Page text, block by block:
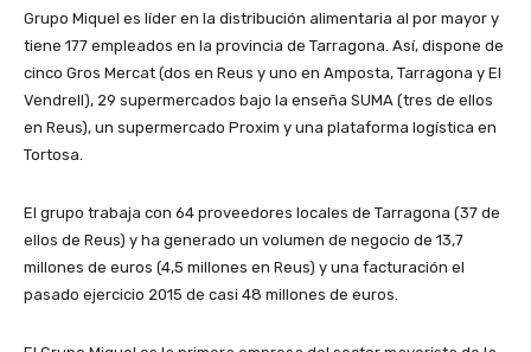
Grupo Miquel es líder en la distribución alimentaria al por mayor y
tiene 177 empleados en la provincia de Tarragona. Así, dispone de
cinco Gros Mercat (dos en Reus y uno en Amposta, Tarragona y El
Vendrell), 29 supermercados bajo la enseña SUMA (tres de ellos
en Reus), un supermercado Proxim y una plataforma logística en
Tortosa.
El grupo trabaja con 64 proveedores locales de Tarragona (37 de
ellos de Reus) y ha generado un volumen de negocio de 13,7
millones de euros (4,5 millones en Reus) y una facturación el
pasado ejercicio 2015 de casi 48 millones de euros.